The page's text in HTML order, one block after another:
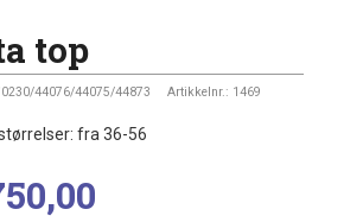
top
44076/44075/44873 Artikkelnr.: 1469
fra 36-56